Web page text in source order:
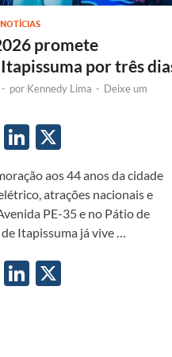
NOTÍCIAS
promete
por três
- por Kennedy Lima - Deixe um
C
n
k
Li
k
e
dI
n
aos 44 anos da cidade
atrações nacionais e
PE-35 e no Pátio de
Itapissuma já vive …
C
Li